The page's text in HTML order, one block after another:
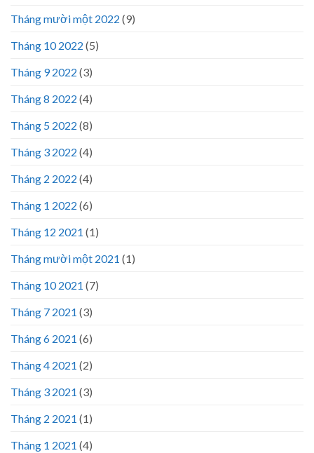
Tháng mười một 2022 (9)
Tháng 10 2022 (5)
Tháng 9 2022 (3)
Tháng 8 2022 (4)
Tháng 5 2022 (8)
Tháng 3 2022 (4)
Tháng 2 2022 (4)
Tháng 1 2022 (6)
Tháng 12 2021 (1)
Tháng mười một 2021 (1)
Tháng 10 2021 (7)
Tháng 7 2021 (3)
Tháng 6 2021 (6)
Tháng 4 2021 (2)
Tháng 3 2021 (3)
Tháng 2 2021 (1)
Tháng 1 2021 (4)